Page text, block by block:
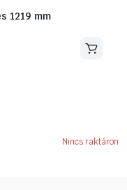
1219 mm
Nincs raktáron